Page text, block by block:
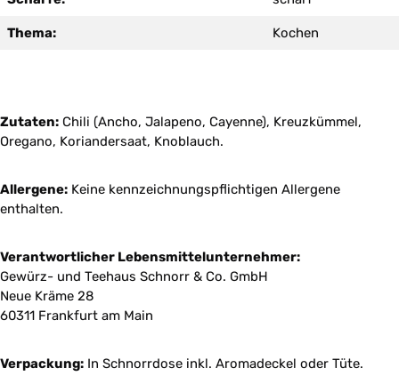
Thema: Kochen
Zutaten: Chili (Ancho, Jalapeno, Cayenne), Kreuzkümmel,
Oregano, Koriandersaat, Knoblauch.
Allergene: Keine kennzeichnungspflichtigen Allergene
enthalten.
Verantwortlicher Lebensmittelunternehmer:
Gewürz- und Teehaus Schnorr & Co. GmbH
Neue Kräme 28
60311 Frankfurt am Main
Verpackung: In Schnorrdose inkl. Aromadeckel oder Tüte.